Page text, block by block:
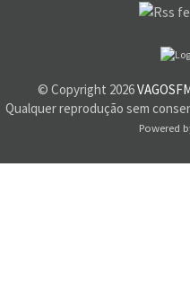
© Copyright 2026
Qualquer reprodução sem
Powered